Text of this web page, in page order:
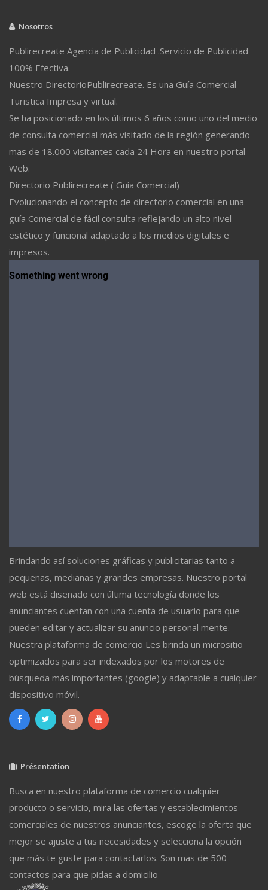
Nosotros
Publirecreate Agencia de Publicidad .Servicio de Publicidad
100% Efectiva.
Nuestro DirectorioPublirecreate. Es una Guía Comercial -
Turistica Impresa y virtual.
Se ha posicionado en los últimos 6 años como uno del medio
de consulta comercial más visitado de la región generando
mas de 18.000 visitantes cada 24 Hora en nuestro portal
Web.
Directorio Publirecreate ( Guía Comercial)
Evolucionando el concepto de directorio comercial en una
guía Comercial de fácil consulta reflejando un alto nivel
estético y funcional adaptado a los medios digitales e
impresos.
Brindando así soluciones gráficas y publicitarias tanto a
pequeñas, medianas y grandes empresas. Nuestro portal
web está diseñado con última tecnología donde los
anunciantes cuentan con una cuenta de usuario para que
pueden editar y actualizar su anuncio personal mente.
Nuestra plataforma de comercio Les brinda un micrositio
optimizados para ser indexados por los motores de
búsqueda más importantes (google) y adaptable a cualquier
dispositivo móvil.
Présentation
Busca en nuestro plataforma de comercio cualquier
producto o servicio, mira las ofertas y establecimientos
comerciales de nuestros anunciantes, escoge la oferta que
mejor se ajuste a tus necesidades y selecciona la opción
que más te guste para contactarlos. Son mas de 500
contactos para que pidas a domicilio